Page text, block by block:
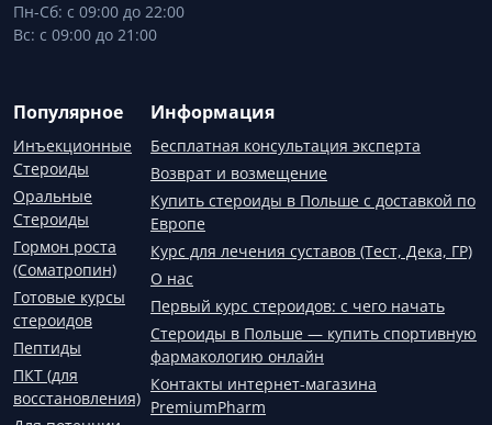
Пн-Сб: с 09:00 до 22:00
Вс: с 09:00 до 21:00
Популярное
Инъекционные
Стероиды
Оральные
Стероиды
Гормон роста
(Соматропин)
Готовые курсы
стероидов
Пептиды
ПКТ (для
восстановления)
Информация
Бесплатная консультация эксперта
Возврат и возмещение
Купить стероиды в Польше с доставкой по
Европе
Курс для лечения суставов (Тест, Дека, ГР)
О нас
Первый курс стероидов: с чего начать
Стероиды в Польше — купить спортивную
фармакологию онлайн
Контакты интернет-магазина
PremiumPharm